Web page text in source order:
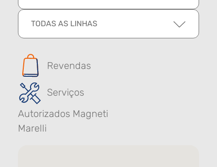
TODAS AS LINHAS
Revendas
Serviços
Autorizados Magneti
Marelli